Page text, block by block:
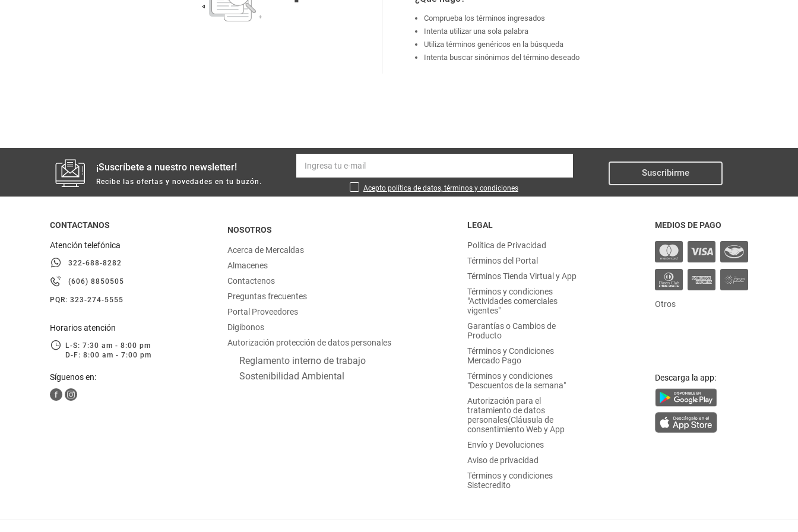
limpieza
otros
hogar
moda
deportes
Comprueba los términos ingresados
Intenta utilizar una sola palabra
Utiliza términos genéricos en la búsqueda
Intenta buscar sinónimos del término deseado
¡Suscríbete a nuestro newsletter!
Recibe las ofertas y novedades en tu buzón.
Acepto política de datos, términos y condiciones
Suscribirme
CONTACTANOS
Atención telefónica
322-688-8282
(606) 8850505
PQR: 323-274-5555
Horarios atención
L-S: 7:30 am - 8:00 pm
D-F: 8:00 am - 7:00 pm
Síguenos en:
NOSOTROS
Acerca de Mercaldas
Almacenes
Contactenos
Preguntas frecuentes
Portal Proveedores
Digibonos
Autorización protección de datos personales
Reglamento interno de trabajo
Sostenibilidad Ambiental
LEGAL
Política de Privacidad
Términos del Portal
Términos Tienda Virtual y App
Términos y condiciones
"Actividades comerciales
vigentes"
Garantías o Cambios de
Producto
Términos y Condiciones
Mercado Pago
Términos y condiciones
"Descuentos de la semana"
Autorización para el
tratamiento de datos
personales(Cláusula de
consentimiento Web y App
Envío y Devoluciones
Aviso de privacidad
Términos y condiciones
Sistecredito
MEDIOS DE PAGO
Otros
Descarga la app:
Mantequilla